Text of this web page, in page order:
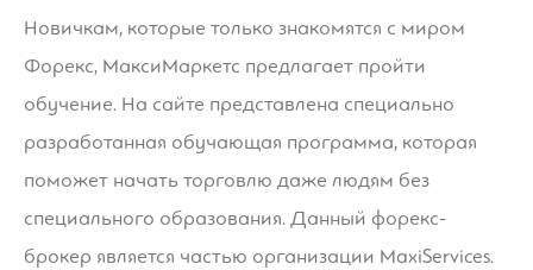
Новичкам, которые только знакомятся с миром
Форекс, МаксиМаркетс предлагает пройти
обучение. На сайте представлена специально
разработанная обучающая программа, которая
поможет начать торговлю даже людям без
специального образования. Данный форекс-
брокер является частью организации MaxiServices.